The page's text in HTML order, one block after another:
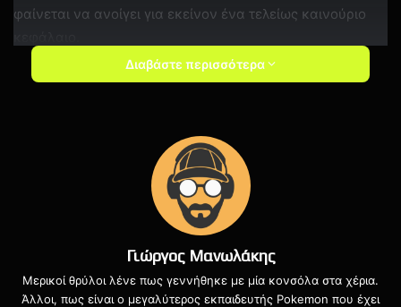
φαίνεται να ανοίγει για εκείνον ένα τελείως καινούριο
Κλείνοντας, ο ίδιος λέει ότι το trailer του παιχνιδιού κρύβει
κομμάτια του παζλ πριν αποκαλυφθεί ολόκληρη η εικόνα.
Διαβάστε περισσότερα
Γιώργος Μανωλάκης
Μερικοί θρύλοι λένε πως γεννήθηκε με μία κονσόλα στα χέρια.
Άλλοι, πως είναι ο μεγαλύτερος εκπαιδευτής Pokemon που έχει